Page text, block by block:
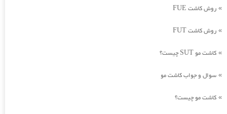
» روش کاشت FUE
» روش کاشت FUT
» کاشت مو SUT چیست؟
» سوال و جواب کاشت مو
» کاشت مو چیست؟